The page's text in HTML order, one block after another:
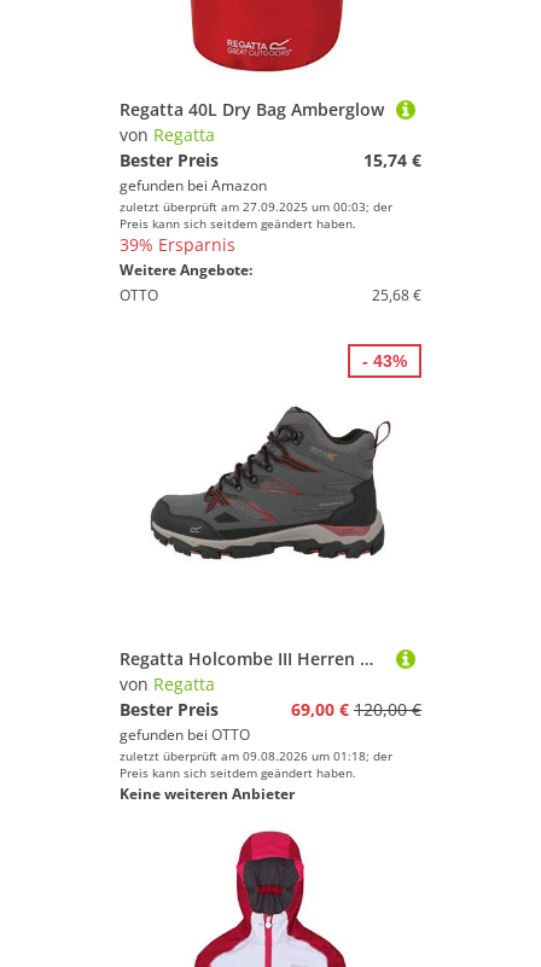
Regatta 40L Dry Bag Amberglow
von Regatta
Bester Preis
15,74 €
gefunden bei Amazon
zuletzt überprüft am 27.09.2025 um 00:03; der
Preis kann sich seitdem geändert haben.
39% Ersparnis
Weitere Angebote:
OTTO
25,68 €
Regatta Holcombe III Herren Outdoorschuh Wanderschuhe, Trekking, Hiking, Freizeitschuhe, Schnürschuhe
von Regatta
Bester Preis
69,00 € 120,00 €
gefunden bei OTTO
zuletzt überprüft am 09.08.2026 um 01:18; der
Preis kann sich seitdem geändert haben.
Keine weiteren Anbieter
- 43%